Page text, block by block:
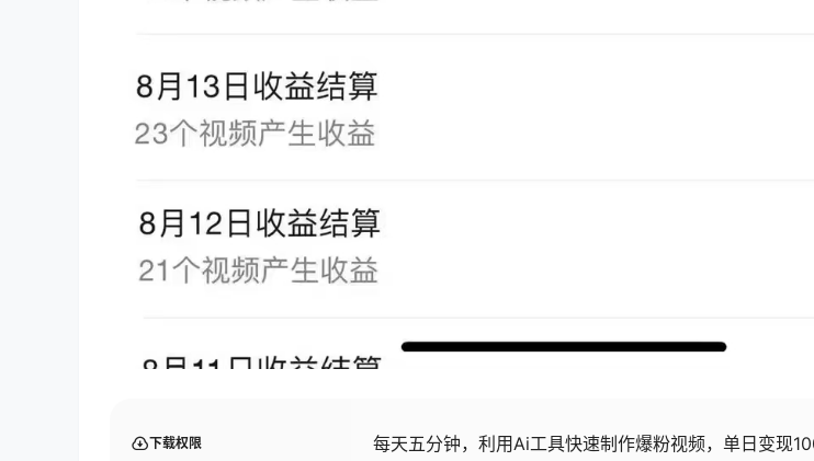
下载权限 每天五分钟，利用Ai工具快速制作爆粉视频，单日变现